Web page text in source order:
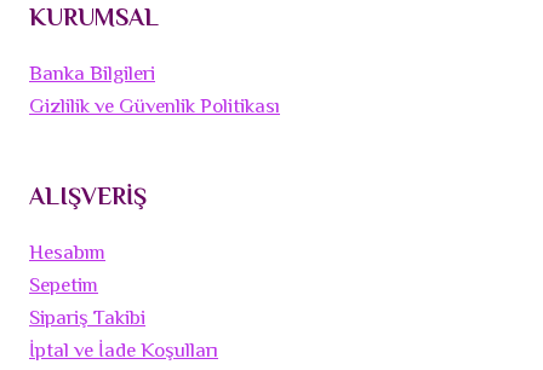
KURUMSAL
Banka Bilgileri
Gizlilik ve Güvenlik Politikası
ALIŞVERİŞ
Hesabım
Sepetim
Sipariş Takibi
İptal ve İade Koşulları